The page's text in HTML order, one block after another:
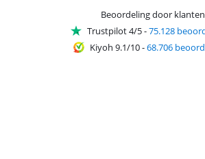
Beoordeling door
Trustpilot 4/5-75.128
Kiyoh 9.1/10-68.706